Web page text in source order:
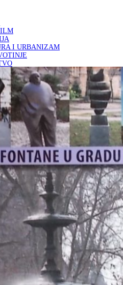
I URBANIZAM
I LEKSIKONI
SOCIOLOGIJA, ANTROPOLOGIJA
FILM
I ZDRAVLJE
POPULARNA PSIHOLOGIJA,
PRAVOPISI…
KNJIŽEVNOSTI